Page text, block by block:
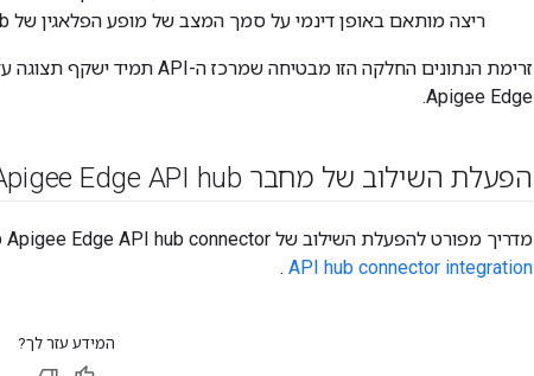
ריצה מותאם באופן דינמי על סמך המצב של מופע הפלאגין של API Hub והתוספים שהוגדרו בו.
Apigee Edge.
הפעלת השילוב של מחבר Apigee Edge API hub
מדריך מפורט להפעלת השילוב של Apigee Edge API hub connector מופיע בשלבים שמפורטים במאמר
API hub connector integration
.
המידע עזר לך?